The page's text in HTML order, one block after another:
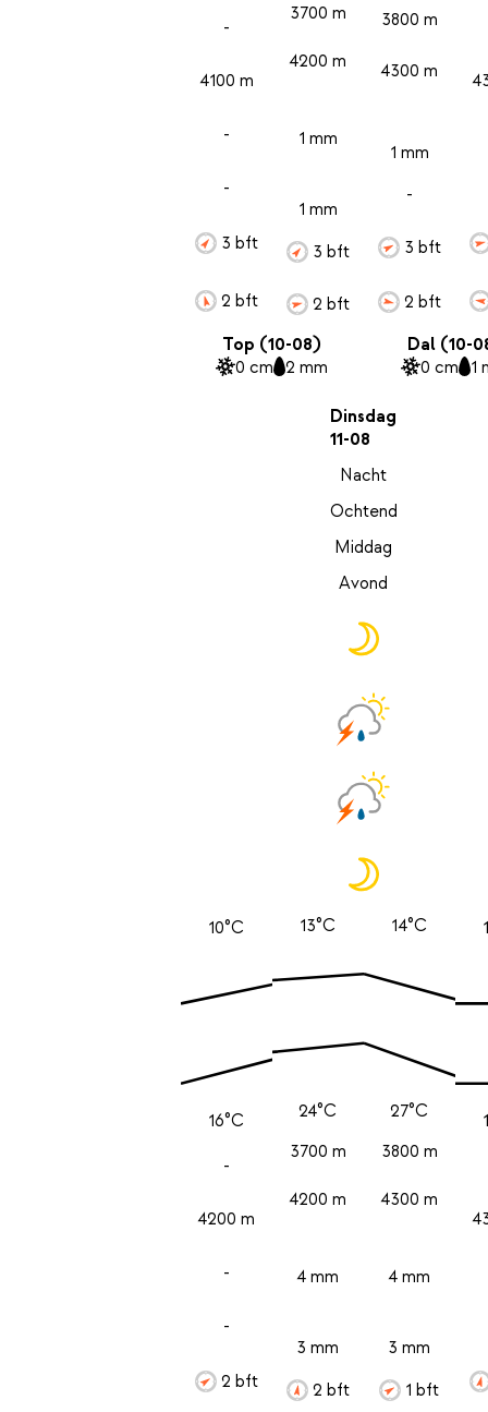
-
4100 m
-
-
3 bft
2 bft
3700 m
4200 m
1 mm
1 mm
3 bft
2 bft
3800 m
4300 m
1 mm
-
3 bft
2 bft
Top (10-08)
0 cm 2 mm
Dal (10-
0 cm 1
Dinsdag
11-08
Nacht
Ochtend
Middag
Avond
10°C
16°C
-
4200 m
-
-
2 bft
13°C
24°C
3700 m
4200 m
4 mm
3 mm
2 bft
14°C
27°C
3800 m
4300 m
4 mm
3 mm
1 bft